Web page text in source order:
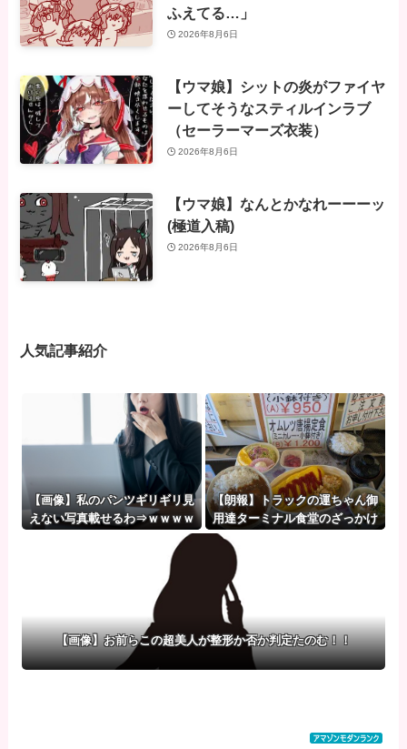
ふえてる…」
2026年8月6日
【ウマ娘】シットの炎がファイヤ
ーしてそうなスティルインラブ
（セーラーマーズ衣装）
2026年8月6日
【ウマ娘】なんとかなれーーーッ
(極道入稿)
2026年8月6日
人気記事紹介
【画像】私のパンツギリギリ見
えない写真載せるわ⇒ｗｗｗｗ
【朗報】トラックの運ちゃん御
用達ターミナル食堂のざっかけ
ないオムライスｗｗｗｗｗｗｗ
【画像】お前らこの超美人が整形か否か判定たのむ！！